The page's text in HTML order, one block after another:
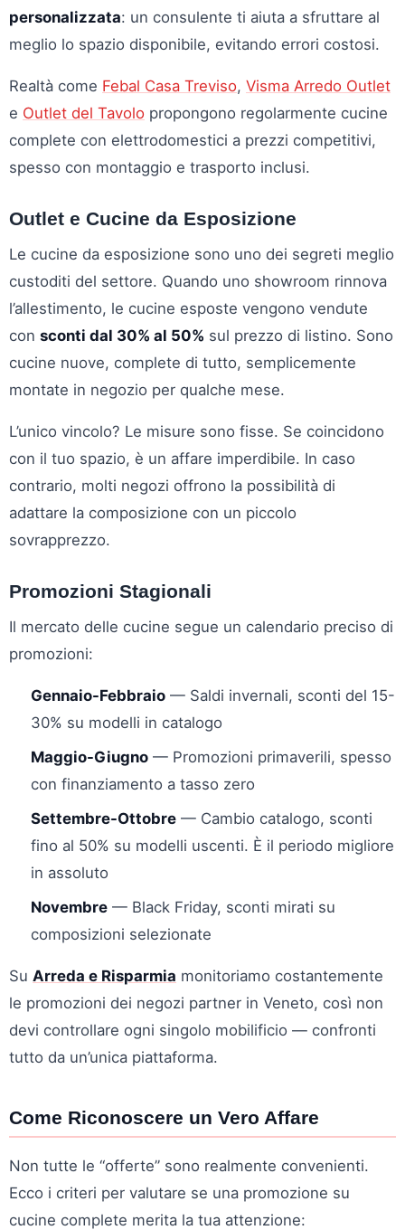
personalizzata: un consulente ti aiuta a sfruttare al
meglio lo spazio disponibile, evitando errori costosi.
Realtà come Febal Casa Treviso, Visma Arredo Outlet
e Outlet del Tavolo propongono regolarmente cucine
complete con elettrodomestici a prezzi competitivi,
spesso con montaggio e trasporto inclusi.
Outlet e Cucine da Esposizione
Le cucine da esposizione sono uno dei segreti meglio
custoditi del settore. Quando uno showroom rinnova
l’allestimento, le cucine esposte vengono vendute
con sconti dal 30% al 50% sul prezzo di listino. Sono
cucine nuove, complete di tutto, semplicemente
montate in negozio per qualche mese.
L’unico vincolo? Le misure sono fisse. Se coincidono
con il tuo spazio, è un affare imperdibile. In caso
contrario, molti negozi offrono la possibilità di
adattare la composizione con un piccolo
sovrapprezzo.
Promozioni Stagionali
Il mercato delle cucine segue un calendario preciso di
promozioni:
Gennaio-Febbraio — Saldi invernali, sconti del 15-
30% su modelli in catalogo
Maggio-Giugno — Promozioni primaverili, spesso
con finanziamento a tasso zero
Settembre-Ottobre — Cambio catalogo, sconti
fino al 50% su modelli uscenti. È il periodo migliore
in assoluto
Novembre — Black Friday, sconti mirati su
composizioni selezionate
Su Arreda e Risparmia monitoriamo costantemente
le promozioni dei negozi partner in Veneto, così non
devi controllare ogni singolo mobilificio — confronti
tutto da un’unica piattaforma.
Come Riconoscere un Vero Affare
Non tutte le “offerte” sono realmente convenienti.
Ecco i criteri per valutare se una promozione su
cucine complete merita la tua attenzione: